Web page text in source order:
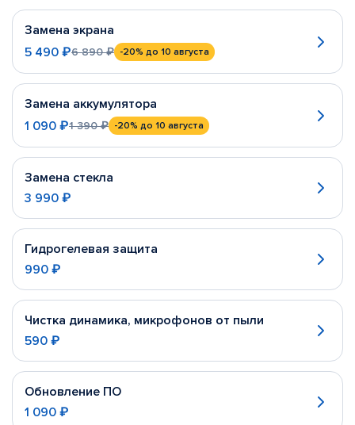
Замена экрана
5 490 ₽6 890 ₽ -20% до 10 августа
Замена аккумулятора
1 090 ₽1 390 ₽ -20% до 10 августа
Замена стекла
3 990 ₽
Гидрогелевая защита
990 ₽
Чистка динамика, микрофонов от пыли
590 ₽
Обновление ПО
1 090 ₽